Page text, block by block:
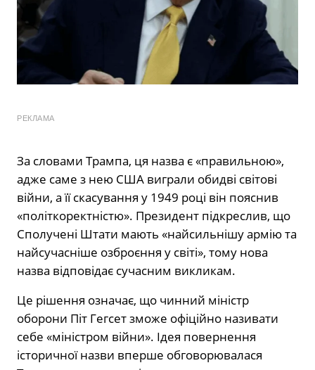
РЕКЛАМА
За словами Трампа, ця назва є «правильною»,
адже саме з нею США виграли обидві світові
війни, а її скасування у 1949 році він пояснив
«політкоректністю». Президент підкреслив, що
Сполучені Штати мають «найсильнішу армію та
найсучасніше озброєння у світі», тому нова
назва відповідає сучасним викликам.
Це рішення означає, що чинний міністр
оборони Піт Гегсет зможе офіційно називати
себе «міністром війни». Ідея повернення
історичної назви вперше обговорювалася